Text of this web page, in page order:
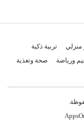
منزلي
تربية ذكية
ورياضة
صحة وتغذية